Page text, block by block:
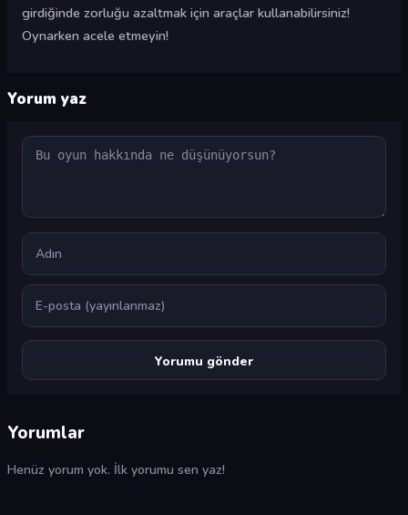
girdiğinde zorluğu azaltmak için araçlar kullanabilirsiniz!
Oynarken acele etmeyin!
Yorum yaz
Yorum
Ad
E-posta
Yorumlar
Henüz yorum yok. İlk yorumu sen yaz!